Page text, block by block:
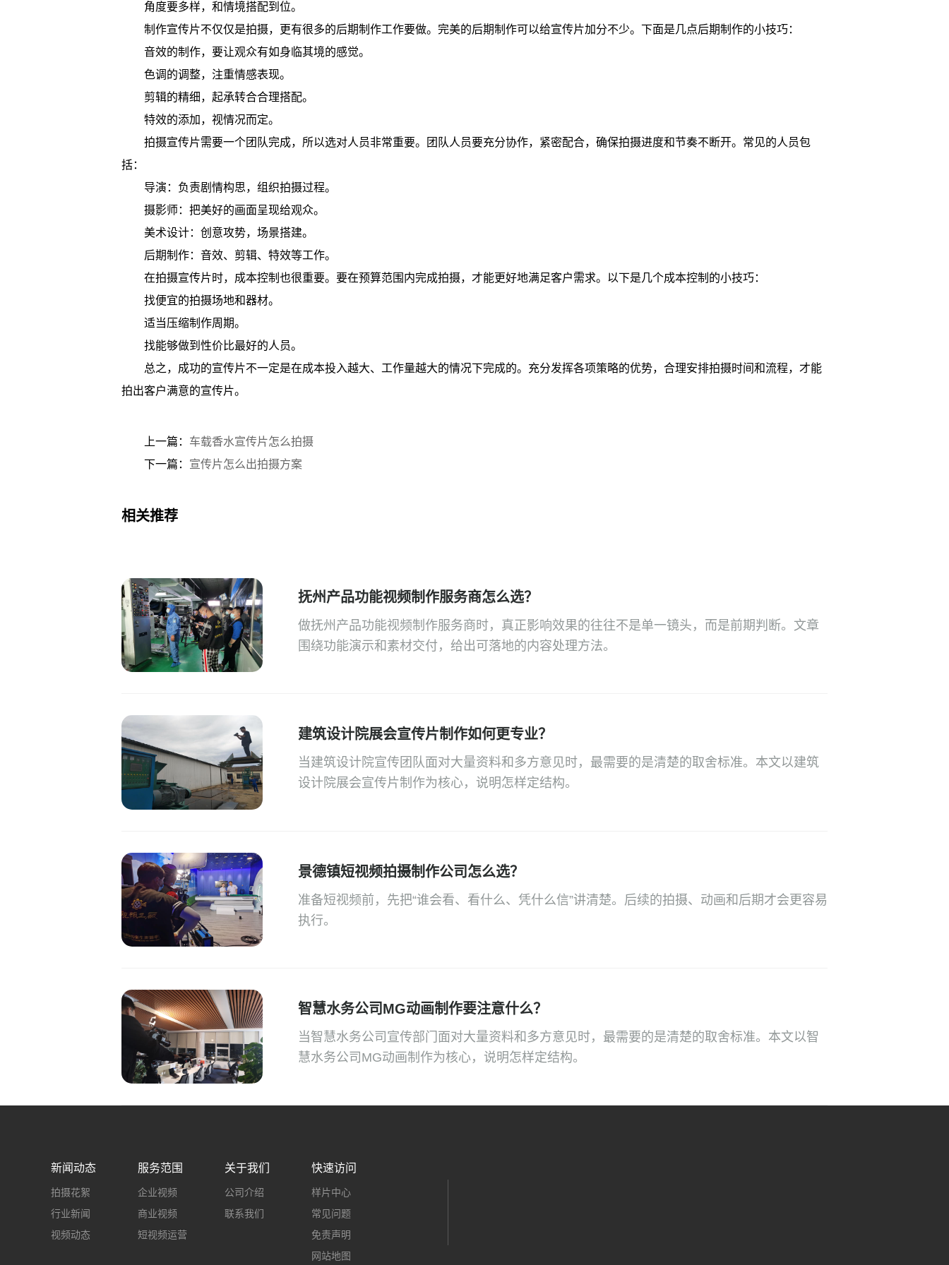
角度要多样，和情境搭配到位。
制作宣传片不仅仅是拍摄，更有很多的后期制作工作要做。完美的后期制作可以给宣传片加分不少。下面是几点后期制作的小技巧：
音效的制作，要让观众有如身临其境的感觉。
色调的调整，注重情感表现。
剪辑的精细，起承转合合理搭配。
特效的添加，视情况而定。
拍摄宣传片需要一个团队完成，所以选对人员非常重要。团队人员要充分协作，紧密配合，确保拍摄进度和节奏不断开。常见的人员包
括：
导演：负责剧情构思，组织拍摄过程。
摄影师：把美好的画面呈现给观众。
美术设计：创意攻势，场景搭建。
后期制作：音效、剪辑、特效等工作。
在拍摄宣传片时，成本控制也很重要。要在预算范围内完成拍摄，才能更好地满足客户需求。以下是几个成本控制的小技巧：
找便宜的拍摄场地和器材。
适当压缩制作周期。
找能够做到性价比最好的人员。
总之，成功的宣传片不一定是在成本投入越大、工作量越大的情况下完成的。充分发挥各项策略的优势，合理安排拍摄时间和流程，才能
拍出客户满意的宣传片。
上一篇： 车载香水宣传片怎么拍摄
下一篇： 宣传片怎么出拍摄方案
相关推荐
抚州产品功能视频制作服务商怎么选？
做抚州产品功能视频制作服务商时，真正影响效果的往往不是单一镜头，而是前期判断。文章
围绕功能演示和素材交付，给出可落地的内容处理方法。
建筑设计院展会宣传片制作如何更专业？
当建筑设计院宣传团队面对大量资料和多方意见时，最需要的是清楚的取舍标准。本文以建筑
设计院展会宣传片制作为核心，说明怎样定结构。
景德镇短视频拍摄制作公司怎么选？
准备短视频前，先把“谁会看、看什么、凭什么信”讲清楚。后续的拍摄、动画和后期才会更容易
执行。
智慧水务公司MG动画制作要注意什么？
当智慧水务公司宣传部门面对大量资料和多方意见时，最需要的是清楚的取舍标准。本文以智
慧水务公司MG动画制作为核心，说明怎样定结构。
新闻动态
拍摄花絮
行业新闻
视频动态
服务范围
企业视频
商业视频
短视频运营
关于我们
公司介绍
联系我们
快速访问
样片中心
常见问题
免责声明
网站地图